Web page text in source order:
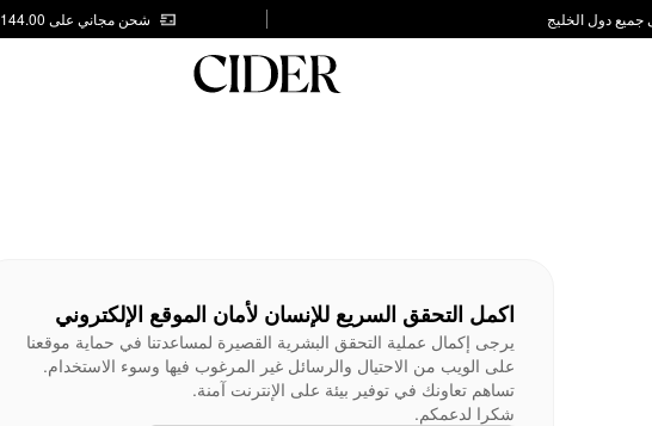
شحن مجاني على AED 144.00
اكمل التحقق السريع للإنسان لأمان الموقع الإلكتروني
يرجى إكمال عملية التحقق البشرية القصيرة لمساعدتنا في حماية موقعنا
على الويب من الاحتيال والرسائل غير المرغوب فيها وسوء الاستخدام.
تساهم تعاونك في توفير بيئة على الإنترنت آمنة.
شكرا لدعمكم.